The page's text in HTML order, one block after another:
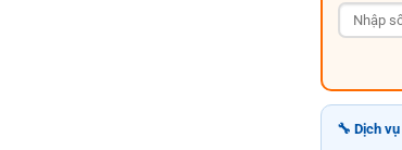
🔧 Dịch